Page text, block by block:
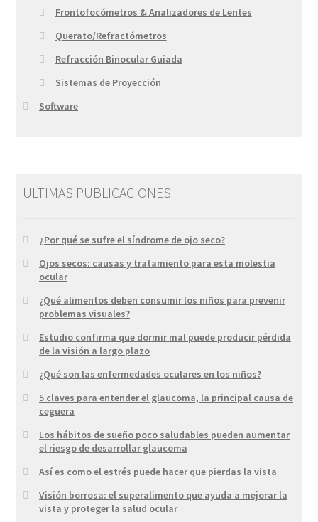
Frontofocómetros & Analizadores de Lentes
Querato/Refractómetros
Refracción Binocular Guiada
Sistemas de Proyección
Software
ULTIMAS PUBLICACIONES
¿Por qué se sufre el síndrome de ojo seco?
Ojos secos: causas y tratamiento para esta molestia
ocular
¿Qué alimentos deben consumir los niños para prevenir
problemas visuales?
Estudio confirma que dormir mal puede producir pérdida
de la visión a largo plazo
¿Qué son las enfermedades oculares en los niños?
5 claves para entender el glaucoma, la principal causa de
ceguera
Los hábitos de sueño poco saludables pueden aumentar
el riesgo de desarrollar glaucoma
Así es como el estrés puede hacer que pierdas la vista
Visión borrosa: el superalimento que ayuda a mejorar la
vista y proteger la salud ocular